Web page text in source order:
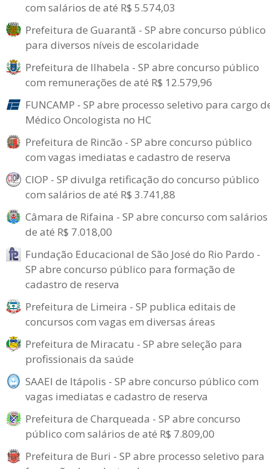
com salários de até R$ 5.574,03
Prefeitura de Guarantã - SP abre concurso público
para diversos níveis de escolaridade
Prefeitura de Ilhabela - SP abre concurso público
com remunerações de até R$ 12.579,96
FUNCAMP - SP abre processo seletivo para cargo
Médico Oncologista no HC
Prefeitura de Rincão - SP abre concurso público
com vagas imediatas e cadastro de reserva
CIOP - SP divulga retificação do concurso público
com salários de até R$ 3.741,88
Câmara de Rifaina - SP abre concurso com salários
de até R$ 7.018,00
Fundação Educacional de São José do Rio Pardo -
SP abre concurso público para formação de
cadastro de reserva
Prefeitura de Limeira - SP publica editais de
concursos com vagas em diversas áreas
Prefeitura de Miracatu - SP abre seleção para
profissionais da saúde
SAAEI de Itápolis - SP abre concurso público com
vagas imediatas e cadastro de reserva
Prefeitura de Charqueada - SP abre concurso
público com salários de até R$ 7.809,00
Prefeitura de Buri - SP abre processo seletivo para